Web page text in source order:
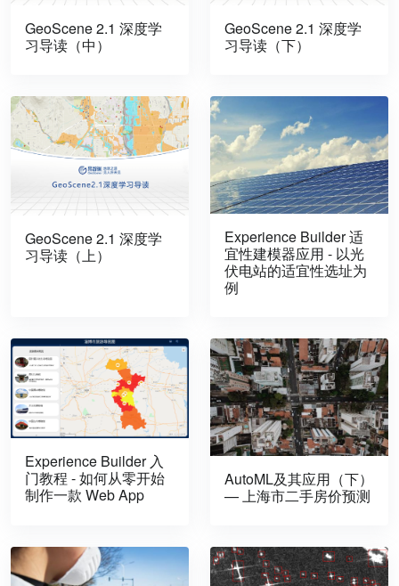
GeoScene 2.1 深度学
习导读（中）
GeoScene 2.1 深度学
习导读（下）
GeoScene 2.1 深度学
习导读（上）
Experience Builder 适
宜性建模器应用 - 以光
伏电站的适宜性选址为
例
Experience Builder 入
门教程 - 如何从零开始
制作一款 Web App
AutoML及其应用（下）
— 上海市二手房价预测